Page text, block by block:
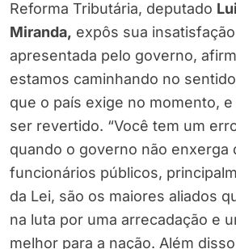
Reforma Tributária, deputado
Miranda, expôs sua
apresentada pelo governo,
estamos caminhando no
que o país exige no momento,
ser revertido. “Você tem um
quando o governo não enxerga
funcionários públicos,
da Lei, são os maiores aliados
na luta por uma arrecadação e
melhor para a nação. Além